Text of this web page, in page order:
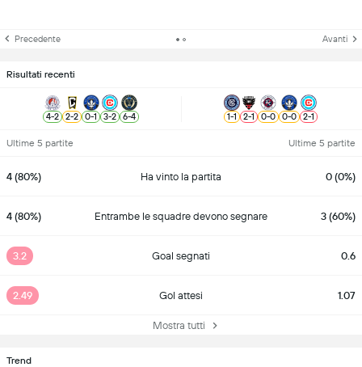
Precedente Avanti
Risultati recenti
4-2 2-2 0-1 3-2 6-4 1-1 2-1 0-0 0-0 2-1
Ultime 5 partite Ultime 5 partite
4 (80%) Ha vinto la partita 0 (0%)
4 (80%) Entrambe le squadre devono segnare 3 (60%)
3.2 Goal segnati 0.6
2.49 Gol attesi 1.07
Mostra tutti
Trend